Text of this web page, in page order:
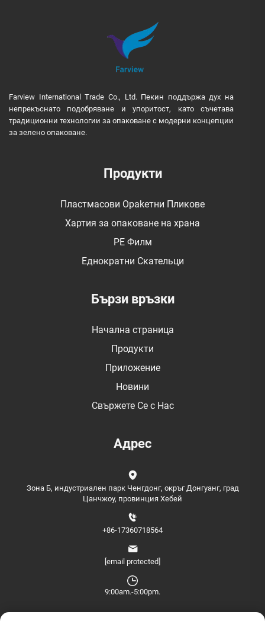
Farview International Trade Co., Ltd. Пекин поддържа дух на
непрекъснато подобряване и упоритост, като съчетава
традиционни технологии за опаковане с модерни концепции
за зелено опаковане.
Продукти
Пластмасови Оpakетни Пликове
Хартия за опаковане на храна
PE Филм
Еднократни Скательци
Бързи връзки
Начална страница
Продукти
Приложение
Новини
Свържете Се с Нас
Адрес
Зона Б, индустриален парк Ченгдонг, окръг Донгуанг, град
Цанчжоу, провинция Хебей
+86-17360718564
[email protected]
9:00am.-5:00pm.